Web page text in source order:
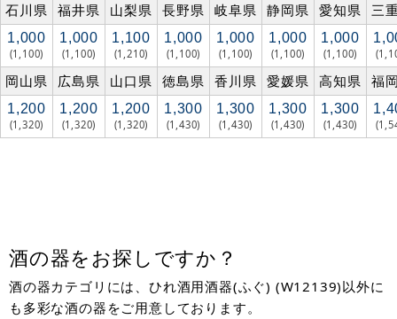
石川県 福井県 山梨県 長野県 岐阜県 静岡県 愛知県 三
1,000
(1,100)
1,000
(1,100)
1,100
(1,210)
1,000
(1,100)
1,000
(1,100)
1,000
(1,100)
1,000
(1,100)
岡山県 広島県 山口県 徳島県 香川県 愛媛県 高知県 福
1,200
(1,320)
1,200
(1,320)
1,200
(1,320)
1,300
(1,430)
1,300
(1,430)
1,300
(1,430)
1,300
(1,430)
酒の器をお探しですか？
酒の器カテゴリには、ひれ酒用酒器(ふぐ) (W12139)以外に
も多彩な酒の器をご用意しております。